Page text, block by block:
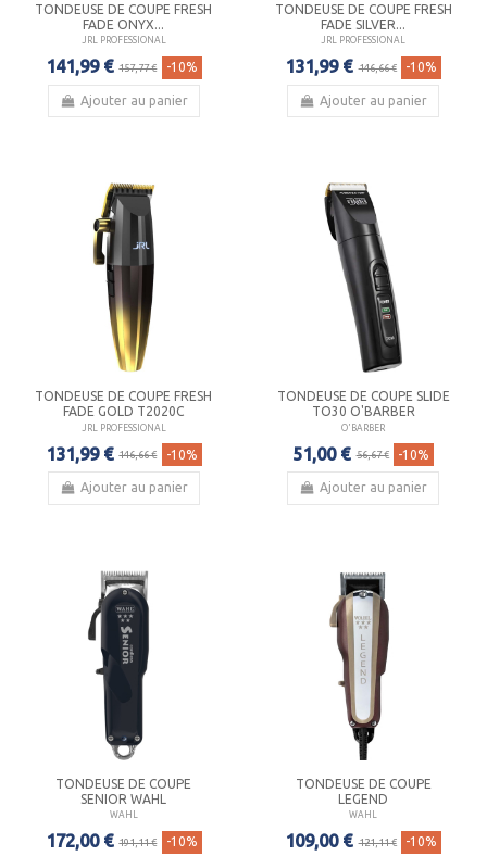
TONDEUSE DE COUPE FRESH
FADE ONYX...
JRL PROFESSIONAL
141,99 € 157,77 € -10%
Ajouter au panier
TONDEUSE DE COUPE FRESH
FADE SILVER...
JRL PROFESSIONAL
131,99 € 146,66 € -10%
Ajouter au panier
TONDEUSE DE COUPE FRESH
FADE GOLD T2020C
JRL PROFESSIONAL
131,99 € 146,66 € -10%
Ajouter au panier
TONDEUSE DE COUPE SLIDE
TO30 O'BARBER
O'BARBER
51,00 € 56,67 € -10%
Ajouter au panier
TONDEUSE DE COUPE
SENIOR WAHL
WAHL
172,00 € 191,11 € -10%
TONDEUSE DE COUPE
LEGEND
WAHL
109,00 € 121,11 € -10%